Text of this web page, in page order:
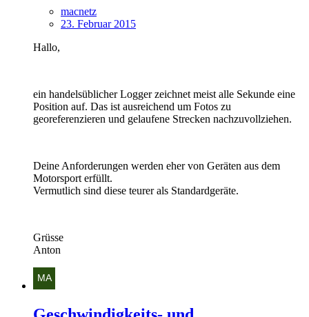
macnetz
23. Februar 2015
Hallo,
ein handelsüblicher Logger zeichnet meist alle Sekunde eine
Position auf. Das ist ausreichend um Fotos zu
georeferenzieren und gelaufene Strecken nachzuvollziehen.
Deine Anforderungen werden eher von Geräten aus dem
Motorsport erfüllt.
Vermutlich sind diese teurer als Standardgeräte.
Grüsse
Anton